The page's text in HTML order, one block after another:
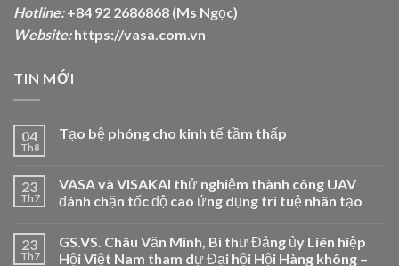
Hotline:+84 92 2686868 (Ms Ngọc)
Website: https://vasa.com.vn
TIN MỚI
04
Th8
Tạo bệ phóng cho kinh tế tầm thấp
23
Th7
VASA và VISAKAI thử nghiệm thành công UAV
đánh chặn tốc độ cao ứng dụng trí tuệ nhân tạo
23
Th7
GS.VS. Châu Văn Minh, Bí thư Đảng ủy Liên hiệp
Hội Việt Nam tham dự Đại hội Hội Hàng không –